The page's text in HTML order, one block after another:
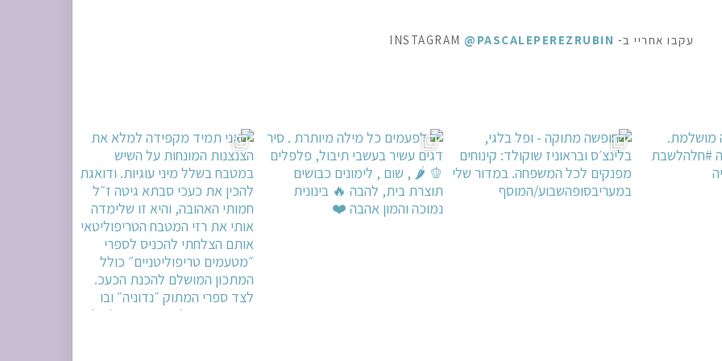
עקבו אחריי ב- INSTAGRAM @PASCALEPEREZRUBIN
שוקולד: ק
⁨ לפעמים כל מילה מיותרת . סיר דגים עשיר בעשבי תיבואני תמיד מקפידה למלא את הצנצנות המונחות על השיש במ